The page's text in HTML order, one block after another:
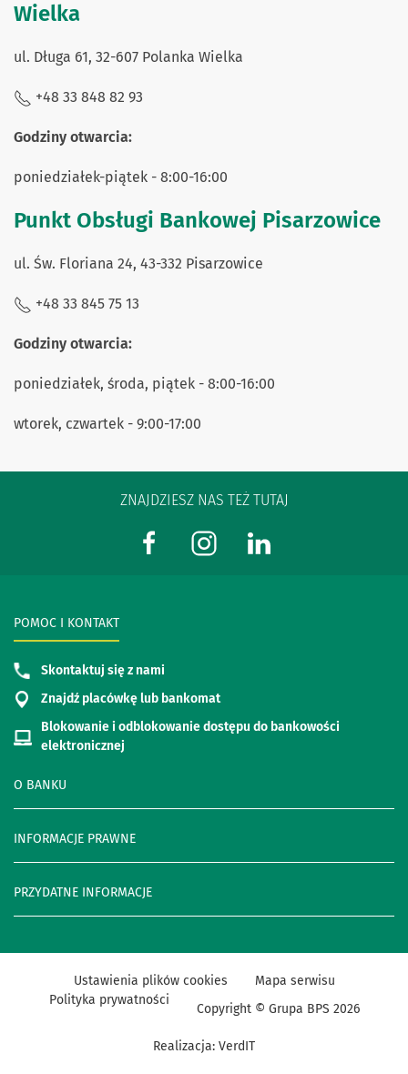
Wielka
ul. Długa 61, 32-607 Polanka Wielka
+48 33 848 82 93
Godziny otwarcia:
poniedziałek-piątek - 8:00-16:00
Punkt Obsługi Bankowej Pisarzowice
ul. Św. Floriana 24, 43-332 Pisarzowice
+48 33 845 75 13
Godziny otwarcia:
poniedziałek, środa, piątek - 8:00-16:00
wtorek, czwartek - 9:00-17:00
ZNAJDZIESZ NAS TEŻ TUTAJ
O BANKU
INFORMACJE PRAWNE
PRZYDATNE INFORMACJE
POMOC I KONTAKT
Skontaktuj się z nami
Znajdź placówkę lub bankomat
Blokowanie i odblokowanie dostępu do bankowości
elektronicznej
Realizacja: VerdIT
Ustawienia plików cookies
Mapa serwisu
Polityka prywatności
Copyright © Grupa BPS 2026